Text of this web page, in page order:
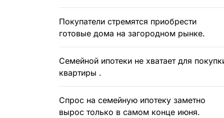
Покупатели стремятся приобрести
готовые дома на загородном рынке.
Семейной ипотеки не хватает для
квартиры .
Спрос на семейную ипотеку заметно
вырос только в самом конце июня.